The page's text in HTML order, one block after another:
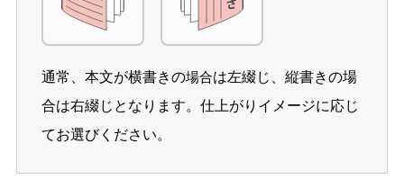
通常、本文が横書きの場合は左綴じ、縦書きの場
合は右綴じとなります。仕上がりイメージに応じ
てお選びください。